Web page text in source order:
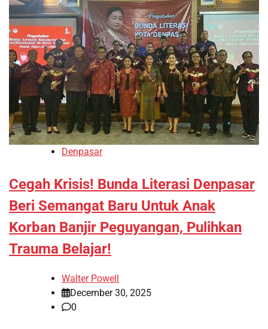
Denpasar
Cegah Krisis! Bunda Literasi Denpasar
Beri Semangat Baru Untuk Anak
Korban Banjir Peguyangan, Pulihkan
Trauma Belajar!
Walter Powell
December 30, 2025
0